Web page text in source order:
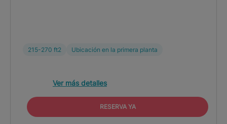
215-270 ft2 Ubicación en la primera planta
Ver más detalles
RESERVA YA